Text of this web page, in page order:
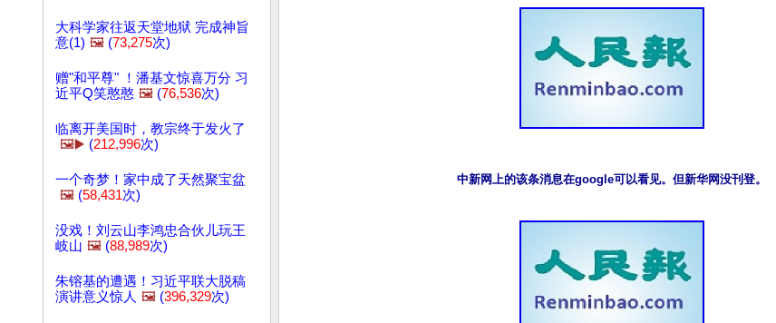
大科学家往返天堂地狱 完成神旨
意(1) 🖼️ (73,275次)
赠"和平尊" ！潘基文惊喜万分 习
近平Q笑憨憨 🖼️ (76,536次)
临离开美国时，教宗终于发火了
🖼️▶️ (212,996次)
一个奇梦！家中成了天然聚宝盆
🖼️ (58,431次)
没戏！刘云山李鸿忠合伙儿玩王
岐山 🖼️ (88,989次)
朱镕基的遭遇！习近平联大脱稿
演讲意义惊人 🖼️ (396,329次)
中新网上的该条消息在google可以看见。但新华网没刊登。